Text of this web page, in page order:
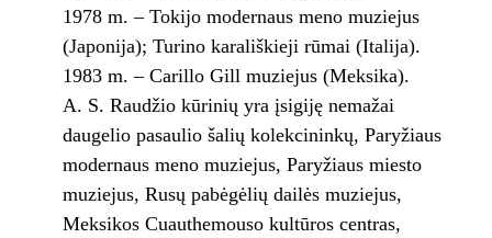
1978 m. – Tokijo modernaus meno muziejus
(Japonija); Turino karališkieji rūmai (Italija).
1983 m. – Carillo Gill muziejus (Meksika).
A. S. Raudžio kūrinių yra įsigiję nemažai
daugelio pasaulio šalių kolekcininkų, Paryžiaus
modernaus meno muziejus, Paryžiaus miesto
muziejus, Rusų pabėgėlių dailės muziejus,
Meksikos Cuauthemouso kultūros centras,